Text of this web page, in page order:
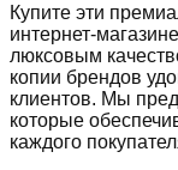
Купите эти
интернет-
люксовым
копии брендов
клиентов. Мы
которые
каждого